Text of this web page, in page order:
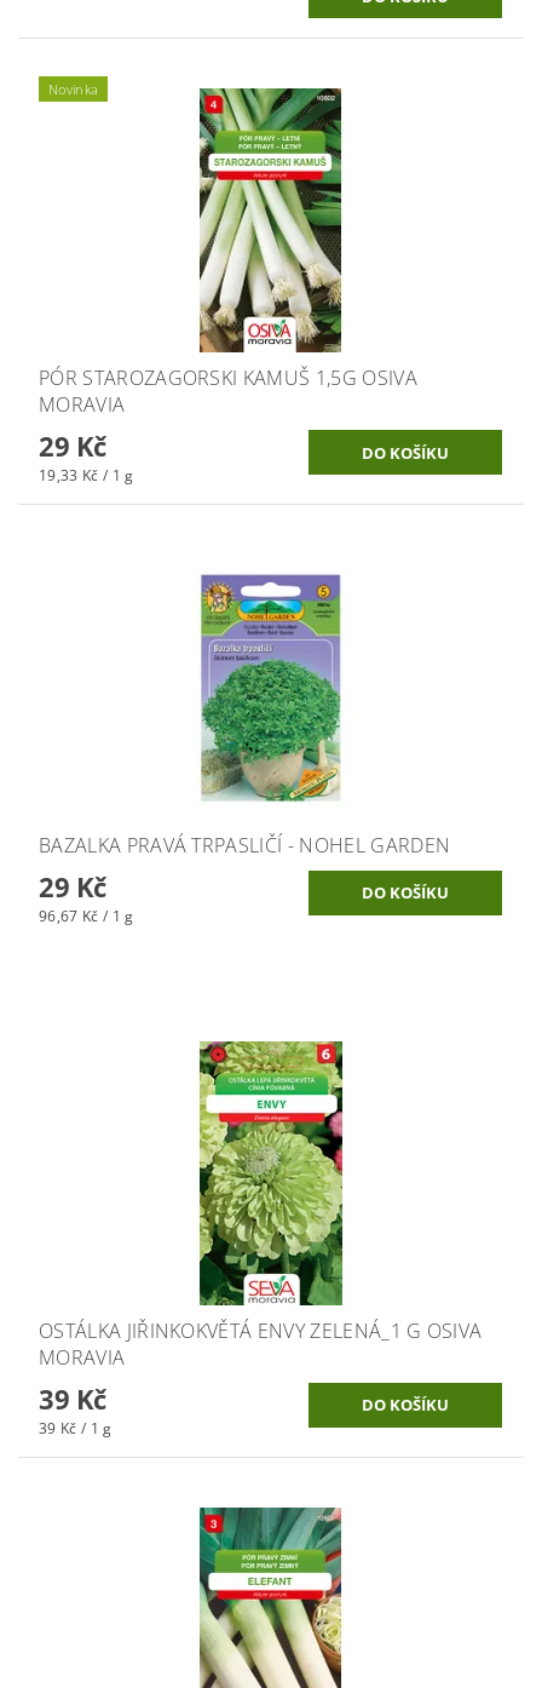
Novinka
PÓR STAROZAGORSKI KAMUŠ 1,5G OSIVA
MORAVIA
29 Kč
19,33 Kč / 1 g
BAZALKA PRAVÁ TRPASLIČÍ - NOHEL GARDEN
29 Kč
96,67 Kč / 1 g
OSTÁLKA JIŘINKOKVĚTÁ ENVY ZELENÁ_1 G OSIVA
MORAVIA
39 Kč
39 Kč / 1 g